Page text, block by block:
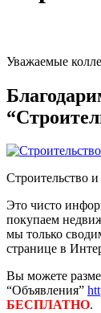
Уважаемые
Строительство
Это чисто
покупаем
мы только
странице в
Вы можете
“Объявления”
БЕСПЛАТНО.